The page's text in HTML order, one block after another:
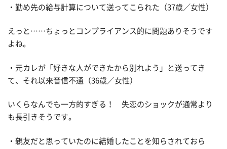
・勤め先の給与計算について送ってこられた（37歳／女性）
えっと……ちょっとコンプライアンス的に問題ありそうです
よね。
・元カレが「好きな人ができたから別れよう」と送ってき
て、それ以来音信不通（36歳／女性）
いくらなんでも一方的すぎる！ 失恋のショックが通常より
も長引きそうです。
・親友だと思っていたのに結婚したことを知らされておら